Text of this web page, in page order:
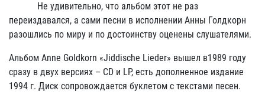
Не удивительно, что альбом этот не раз
переиздавался, а сами песни в исполнении Анны Голдкорн
разошлись по миру и по достоинству оценены слушателями.
Альбом Anne Goldkorn «Jiddische Lieder» вышел в1989 году
сразу в двух версиях – CD и LP, есть дополненное издание
1994 г. Диск сопровождается буклетом с текстами песен.